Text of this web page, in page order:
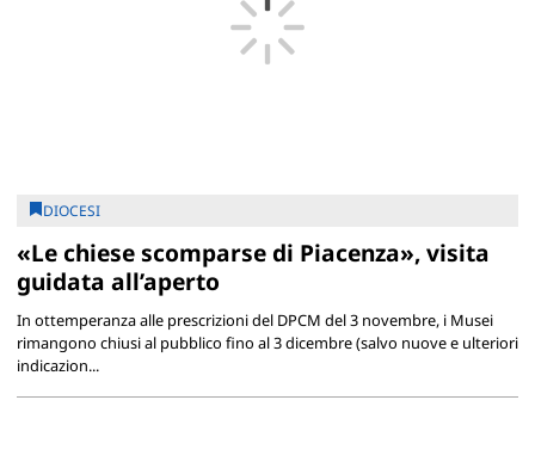
DIOCESI
«Le chiese scomparse di Piacenza», visita
guidata all’aperto
In ottemperanza alle prescrizioni del DPCM del 3 novembre, i Musei
rimangono chiusi al pubblico fino al 3 dicembre (salvo nuove e ulteriori
indicazion...